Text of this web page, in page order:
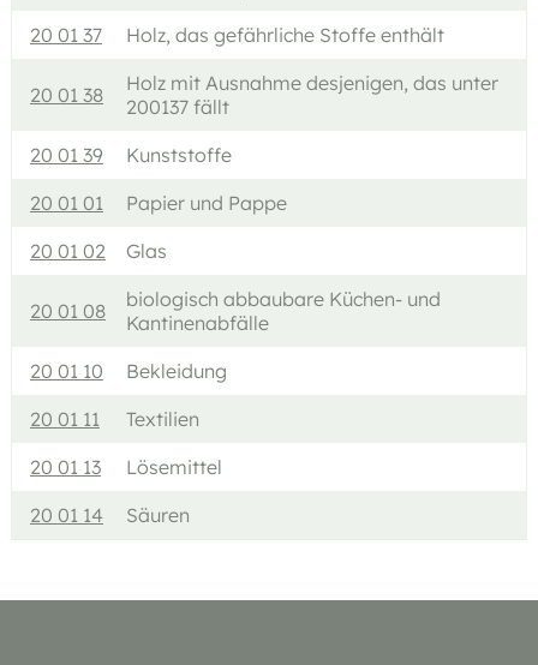
20 01 37
Holz, das gefährliche Stoffe enthält
20 01 38
Holz mit Ausnahme desjenigen, das unter
200137 fällt
20 01 39
Kunststoffe
20 01 01
Papier und Pappe
20 01 02
Glas
20 01 08
biologisch abbaubare Küchen- und
Kantinenabfälle
20 01 10
Bekleidung
20 01 11
Textilien
20 01 13
Lösemittel
20 01 14
Säuren